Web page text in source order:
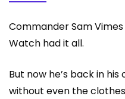
Commander Sam
Watch had it all.
But now he’s back in
without even the